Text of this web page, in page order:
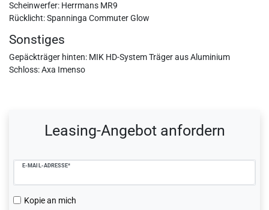
Scheinwerfer: Herrmans MR9
Rücklicht: Spanninga Commuter Glow
Sonstiges
Gepäckträger hinten: MIK HD-System Träger aus Aluminium
Schloss: Axa Imenso
Leasing-Angebot anfordern
E-MAIL-ADRESSE*
Kopie an mich